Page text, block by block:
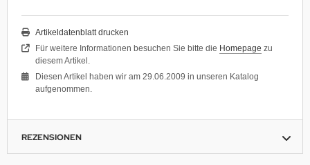
Artikeldatenblatt drucken
Für weitere Informationen besuchen Sie bitte die Homepage zu
diesem Artikel.
Diesen Artikel haben wir am 29.06.2009 in unseren Katalog
aufgenommen.
REZENSIONEN